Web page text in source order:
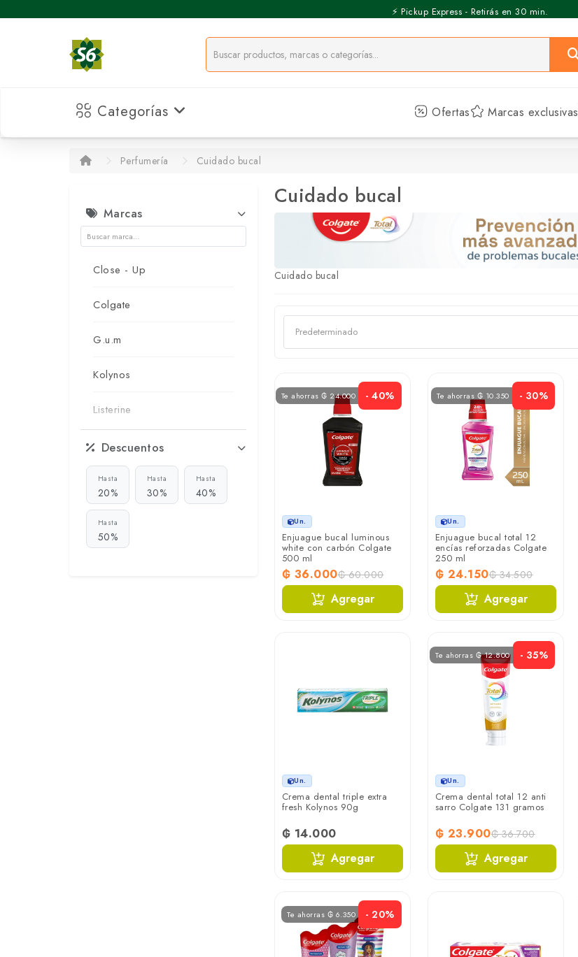
⚡️ Pickup Express - Retirás en 30 min.
Categorías Ofertas Marcas exclusivas
Perfumería Cuidado bucal
Marcas
Close - Up
Colgate
G.u.m
Kolynos
Listerine
Oral-b
Reach
Sorriso
Tandy
Descuentos
Hasta
20%
Hasta
30%
Hasta
40%
Hasta
50%
Cuidado bucal
Cuidado bucal
Te ahorras ₲ 24.000 - 40%
Un.
Enjuague bucal luminous
white con carbón Colgate
500 ml
₲ 36.000₲ 60.000
Agregar
Te ahorras ₲ 10.350 - 30%
Un.
Enjuague bucal total 12
encías reforzadas Colgate
250 ml
₲ 24.150₲ 34.500
Agregar
Un.
Crema dental triple extra
fresh Kolynos 90g
₲ 14.000
Agregar
Te ahorras ₲ 12.800 - 35%
Un.
Crema dental total 12 anti
sarro Colgate 131 gramos
₲ 23.900₲ 36.700
Agregar
Te ahorras ₲ 6.350 - 20%